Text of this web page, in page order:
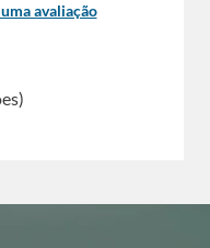
avaliação